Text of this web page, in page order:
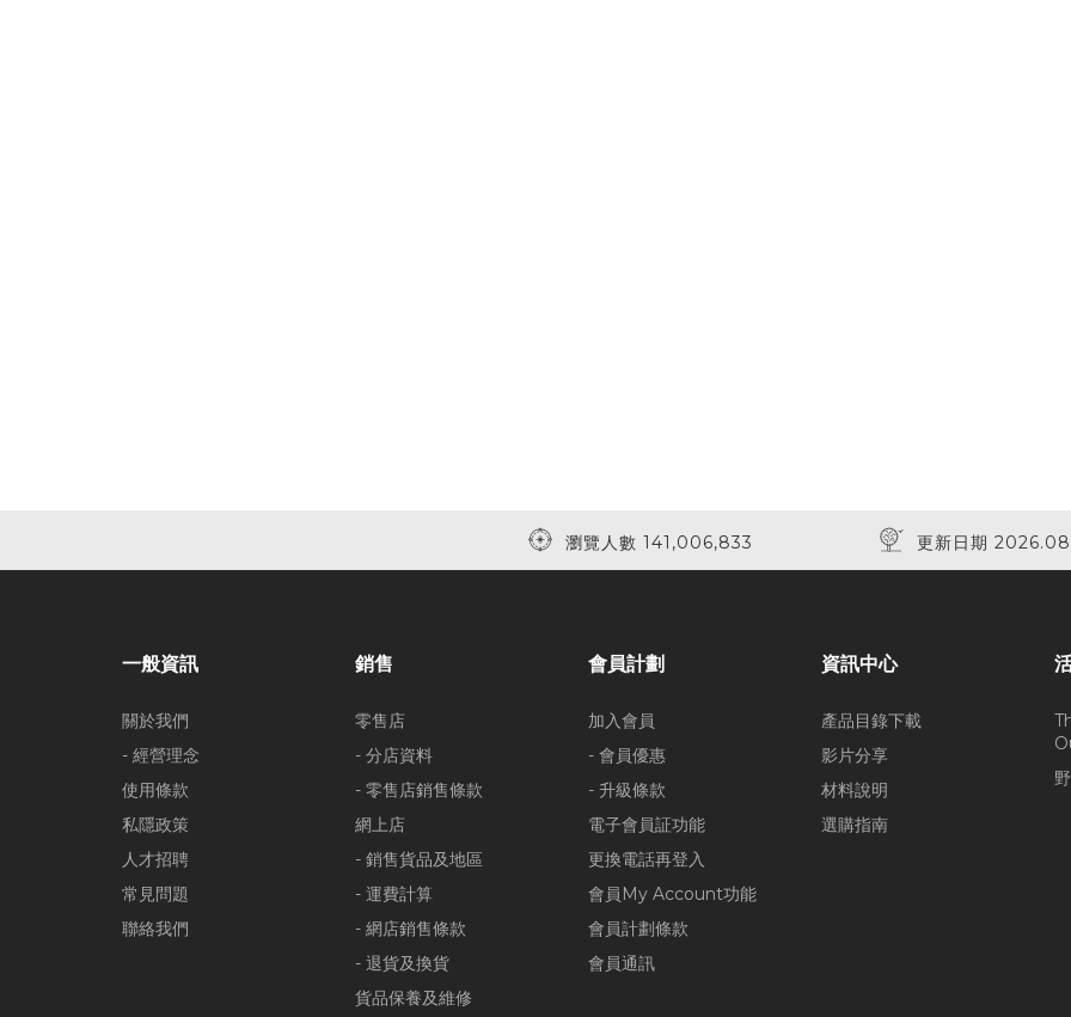
瀏覽人數 141,006,833 更新日期
一般資訊
關於我們
- 經營理念
使用條款
私隱政策
人才招聘
常見問題
聯絡我們
銷售
零售店
- 分店資料
- 零售店銷售條款
網上店
- 銷售貨品及地區
- 運費計算
- 網店銷售條款
- 退貨及換貨
貨品保養及維修
會員計劃
加入會員
- 會員優惠
- 升級條款
電子會員証功能
更換電話再登入
會員My Account功能
會員計劃條款
會員通訊
資訊中心
產品目錄下載
影片分享
材料說明
選購指南